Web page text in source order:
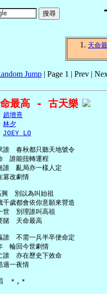
天命
Jump | Page 1 | Prev |
最高 - 古天樂
趙增熹
林夕
JOEY LO
　春秋都只聽天地號令
誰能扭轉運程
　亂局亦一樣人定
改劇情
　別以為叫始祖
歲都會依你意願來營造
　別理誰叫高祖
　天命最高
　不需一兵半卒便命定
輪回今世劇情
　亦在歷史下效命
一夜情